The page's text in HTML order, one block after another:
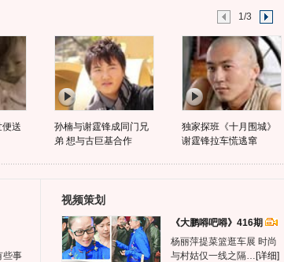
1/3
送
孙楠与谢霆锋成同门兄
弟 想与古巨基合作
独家探班《十月围城》
谢霆锋拉车慌逃窜
些事
视频策划
《大鹏嘚吧嘚》416期
杨丽萍提菜篮逛车展 时尚
与村姑仅一线之隔… [详细]